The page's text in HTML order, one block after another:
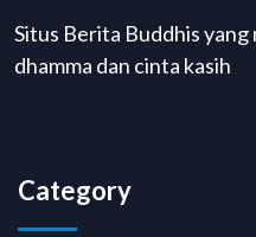
Situs Berita Buddhis
dhamma dan cinta kasih
Category